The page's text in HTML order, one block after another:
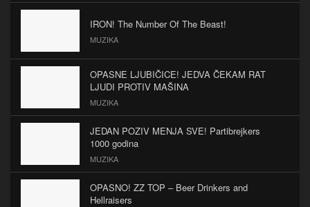
IRON! The Number Of The Beast!
MUZIKA
OPASNE LJUBIČICE! JEDVA ČEKAM RAT
LJUDI PROTIV MAŠINA
MUZIKA
JEDAN POZIV MENJA SVE! Partibrejkers
1000 godina
MUZIKA
OPASNO! ZZ TOP – Beer Drinkers and
Hellraisers